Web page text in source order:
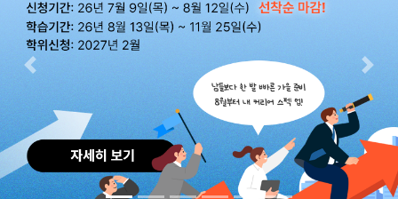
Previous Next